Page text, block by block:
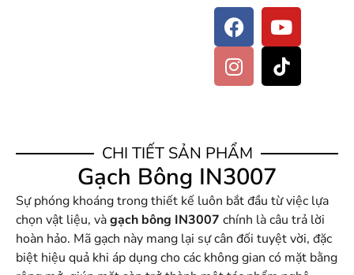
CHI TIẾT SẢN PHẨM
Gạch Bông IN3007
Sự phóng khoáng trong thiết kế luôn bắt đầu từ việc lựa
chọn vật liệu, vàgạch bông IN3007 chính là câu trả lời
hoàn hảo. Mã gạch này mang lại sự cân đối tuyệt vời, đặc
biệt hiệu quả khi áp dụng cho các không gian có mặt bằng